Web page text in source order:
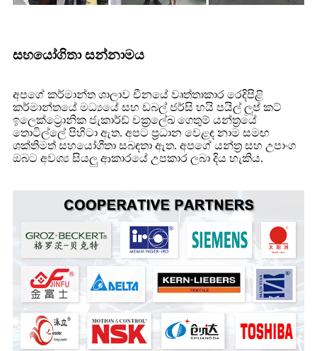
සහයෝගිතා සන්නාමය
අපගේ කර්මාන්ත ශාලාව චීනයේ වෘත්තාකාර රෙදිපිළි
කර්මාන්තයේ මධ්‍යයේ සහ ඩබල් ජර්සි හයි පයිල් ලූප් කට්
ඉලෙක්ට්‍රොනික ජැකාර්ඩ් චක්‍රලේඛ ගෙතුම් යන්ත්‍රයේ
තොටිල්ලේ පිහිටා ඇත. අපට ප්‍රධාන වෙළඳ නාම සමඟ
ශක්තිමත් සහයෝගීතා සබඳතා ඇත. අපගේ යන්ත්‍ර සහ උපාංග
ඔබට අවශ්‍ය සියලු ආකාරයේ උපකාර ලබා දිය හැකිය.